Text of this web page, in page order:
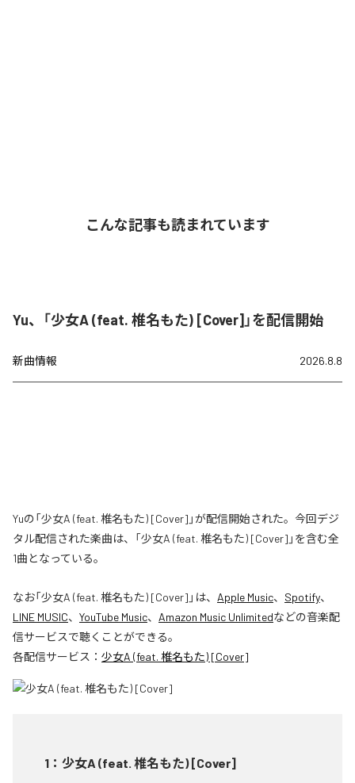
こんな記事も読まれています
Yu、「少女A (feat. 椎名もた) [Cover]」を配信開始
新曲情報 2026.8.8
Yuの「少女A (feat. 椎名もた) [Cover]」が配信開始された。今回デジ
タル配信された楽曲は、「少女A (feat. 椎名もた) [Cover]」を含む全
1曲となっている。
なお「少女A (feat. 椎名もた) [Cover] 」は、 Apple Music、 Spotify、
LINE MUSIC、 YouTube Music、 Amazon Music Unlimitedなどの音楽配
信サービスで聴くことができる。
各配信サービス： 少女A (feat. 椎名もた) [Cover]
1 ： 少女A (feat. 椎名もた) [Cover]